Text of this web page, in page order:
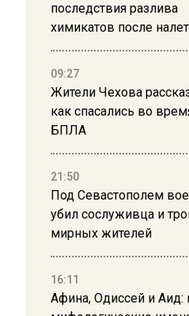
последствия разлива
химикатов после
09:27
Жители Чехова
как спасались во
БПЛА
21:50
Под Севастополем
убил сослуживца и
мирных жителей
16:11
Афина, Одиссей и Аид: